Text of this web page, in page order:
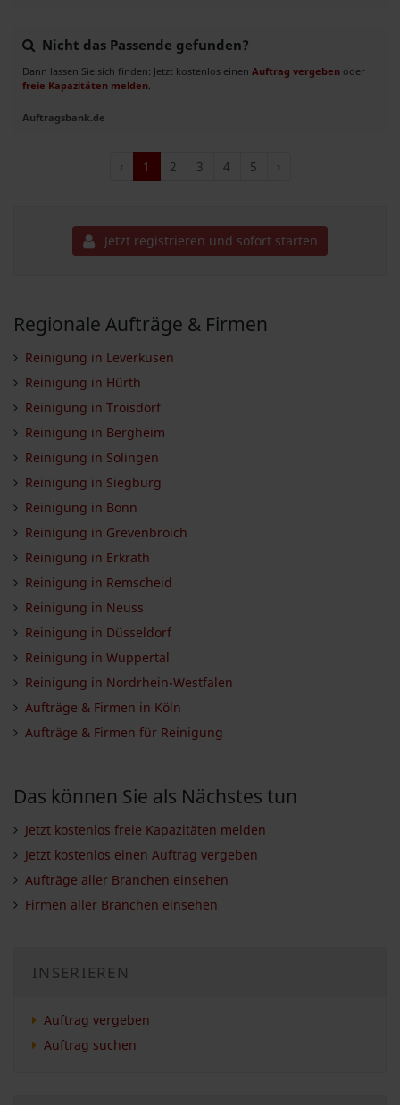
Nicht das Passende gefunden?
Dann lassen Sie sich finden: Jetzt kostenlos einen Auftrag vergeben oder
freie Kapazitäten melden.
Auftragsbank.de
‹ 1 2 3 4 5 ›
Jetzt registrieren und sofort starten
Regionale Aufträge & Firmen
Reinigung in Leverkusen
Reinigung in Hürth
Reinigung in Troisdorf
Reinigung in Bergheim
Reinigung in Solingen
Reinigung in Siegburg
Reinigung in Bonn
Reinigung in Grevenbroich
Reinigung in Erkrath
Reinigung in Remscheid
Reinigung in Neuss
Reinigung in Düsseldorf
Reinigung in Wuppertal
Reinigung in Nordrhein-Westfalen
Aufträge & Firmen in Köln
Aufträge & Firmen für Reinigung
Das können Sie als Nächstes tun
Jetzt kostenlos freie Kapazitäten melden
Jetzt kostenlos einen Auftrag vergeben
Aufträge aller Branchen einsehen
Firmen aller Branchen einsehen
INSERIEREN
Auftrag vergeben
Auftrag suchen